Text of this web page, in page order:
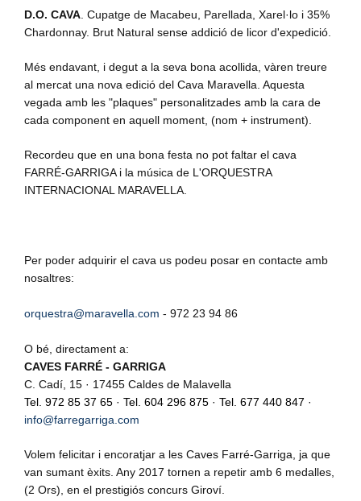
D.O. CAVA . Cupatge de Macabeu, Parellada, Xarel·lo i 35%
Chardonnay. Brut Natural sense addició de licor d'expedició.
Més endavant, i degut a la seva bona acollida, vàren treure
al mercat una nova edició del Cava Maravella. Aquesta
vegada amb les "plaques" personalitzades amb la cara de
cada component en aquell moment, (nom + instrument).
Recordeu que en una bona festa no pot faltar el cava
FARRÉ-GARRIGAi la música de L'ORQUESTRA
INTERNACIONAL MARAVELLA.
Per poder adquirir el cava us podeu posar en contacte amb
nosaltres:
orquestra@maravella.com - 972 23 94 86
O bé, directament a:
CAVES FARRÉ - GARRIGA
C. Cadí, 15 · 17455 Caldes de Malavella
Tel. 972 85 37 65 · Tel. 604 296 875 · Tel. 677 440 847 ·
info@farregarriga.com
Volem felicitar i encoratjar a les Caves Farré-Garriga, ja que
van sumant èxits. Any 2017 tornen a repetir amb 6 medalles,
(2 Ors), en el prestigiós concurs Giroví.